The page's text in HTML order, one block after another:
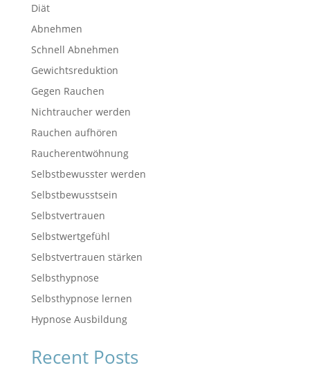
Diät
Abnehmen
Schnell Abnehmen
Gewichtsreduktion
Gegen Rauchen
Nichtraucher werden
Rauchen aufhören
Raucherentwöhnung
Selbstbewusster werden
Selbstbewusstsein
Selbstvertrauen
Selbstwertgefühl
Selbstvertrauen stärken
Selbsthypnose
Selbsthypnose lernen
Hypnose Ausbildung
Recent Posts